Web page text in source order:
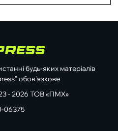
будь-яких матеріалів
обов'язкове
- 2026 ТОВ «ПМХ»
06375